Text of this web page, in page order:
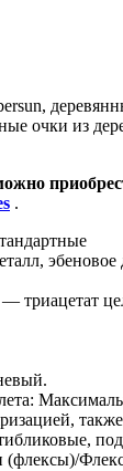
очки из
.
эбеновое
триацетат
(флексы)/